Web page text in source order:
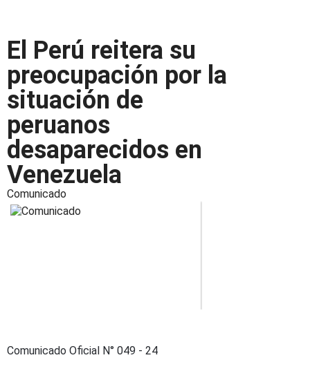
El Perú reitera su
preocupación por la
situación de
peruanos
desaparecidos en
Venezuela
Comunicado
Comunicado Oficial N° 049 - 24